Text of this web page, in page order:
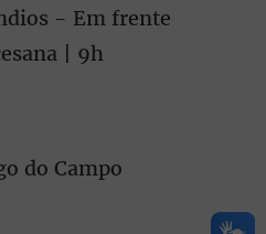
- Em frente
| 9h
do Campo